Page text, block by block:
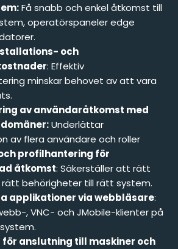
Få snabb och enkel åtkomst till
operatörspaneler edge
och
: Effektiv
minskar behovet av att vara
av användaråtkomst med
Underlättar
av flera användare och roller
profilhantering för
åtkomst: Säkerställer att rätt
rätt behörigheter till rätt system.​
applikationer via webbläsare:
, VNC- och JMobile-klienter på
anslutning till maskiner och